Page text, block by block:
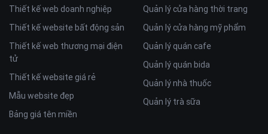
Thiết kế web doanh nghiệp
Thiết kế website bất động sản
Thiết kế web thương mại điện
tử
Thiết kế website giá rẻ
Mẫu website đẹp
Bảng giá tên miền
Quản lý cửa hàng thời trang
Quản lý cửa hàng mỹ phẩm
Quản lý quán cafe
Quản lý quán bida
Quản lý nhà thuốc
Quản lý trà sữa